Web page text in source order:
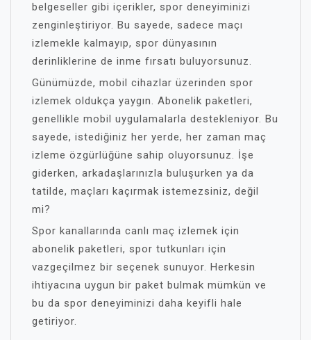
belgeseller gibi içerikler, spor deneyiminizi
zenginleştiriyor. Bu sayede, sadece maçı
izlemekle kalmayıp, spor dünyasının
derinliklerine de inme fırsatı buluyorsunuz.
Günümüzde, mobil cihazlar üzerinden spor
izlemek oldukça yaygın. Abonelik paketleri,
genellikle mobil uygulamalarla destekleniyor. Bu
sayede, istediğiniz her yerde, her zaman maç
izleme özgürlüğüne sahip oluyorsunuz. İşe
giderken, arkadaşlarınızla buluşurken ya da
tatilde, maçları kaçırmak istemezsiniz, değil
mi?
Spor kanallarında canlı maç izlemek için
abonelik paketleri, spor tutkunları için
vazgeçilmez bir seçenek sunuyor. Herkesin
ihtiyacına uygun bir paket bulmak mümkün ve
bu da spor deneyiminizi daha keyifli hale
getiriyor.